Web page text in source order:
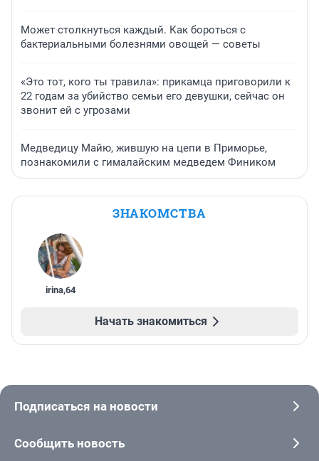
Может столкнуться каждый. Как бороться с
бактериальными болезнями овощей — советы
«Это тот, кого ты травила»: прикамца приговорили к
22 годам за убийство семьи его девушки, сейчас он
звонит ей с угрозами
Медведицу Майю, жившую на цепи в Приморье,
познакомили с гималайским медведем Фиником
ЗНАКОМСТВА
irina,64
Начать знакомиться
Подписаться на новости
Сообщить новость